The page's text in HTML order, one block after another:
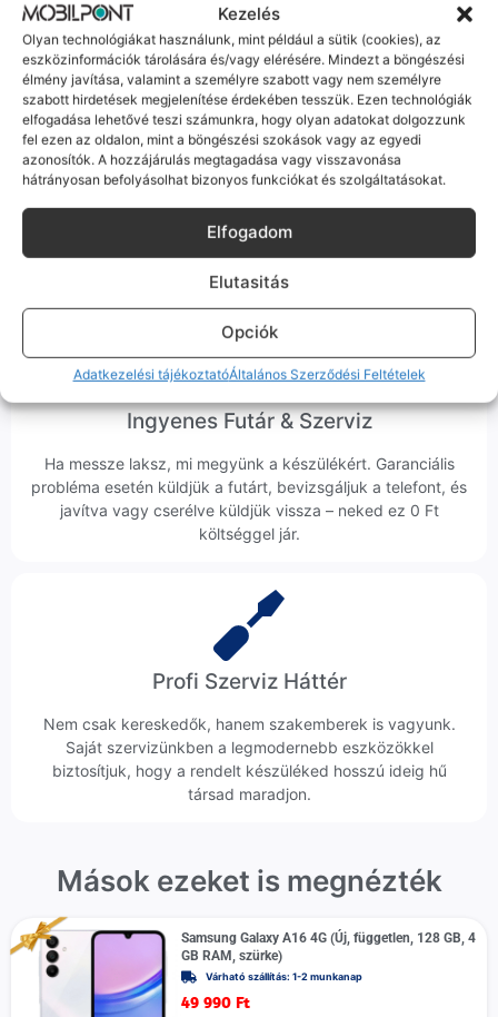
Kezelés
Olyan technológiákat használunk, mint például a sütik (cookies), az
eszközinformációk tárolására és/vagy elérésére. Mindezt a böngészési
élmény javítása, valamint a személyre szabott vagy nem személyre
szabott hirdetések megjelenítése érdekében tesszük. Ezen technológiák
elfogadása lehetővé teszi számunkra, hogy olyan adatokat dolgozzunk
fel ezen az oldalon, mint a böngészési szokások vagy az egyedi
azonosítók. A hozzájárulás megtagadása vagy visszavonása
hátrányosan befolyásolhat bizonyos funkciókat és szolgáltatásokat.
Elfogadom
Elutasitás
Opciók
Adatkezelési tájékoztatóÁltalános Szerződési Feltételek
minket Szegeden.
Korrekt Ügyintézés
Hibázni emberi dolog, de a felelősségvállalás nálunk alap.
Ha ritkán előfordul egy hiba, nem kifogásokat keresünk,
veszik az ügyedet.
Ingyenes Futár & Szerviz
Ha messze laksz, mi megyünk a készülékért. Garanciális
probléma esetén küldjük a futárt, bevizsgáljuk a telefont, és
javítva vagy cserélve küldjük vissza – neked ez 0 Ft
költséggel jár.
Profi Szerviz Háttér
Nem csak kereskedők, hanem szakemberek is vagyunk.
Saját szervizünkben a legmodernebb eszközökkel
biztosítjuk, hogy a rendelt készüléked hosszú ideig hű
társad maradjon.
Mások ezeket is megnézték
Samsung Galaxy A16 4G (Új, független, 128 GB, 4
GB RAM, szürke)
Várható szállítás: 1-2 munkanap
49 990 Ft